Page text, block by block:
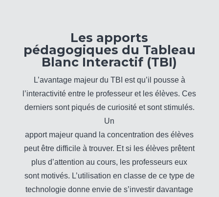
Les apports
pédagogiques du Tableau
Blanc Interactif (TBI)
L’avantage majeur du TBI est qu’il pousse à
l’interactivité entre le professeur et les élèves. Ces
derniers sont piqués de curiosité et sont stimulés.
Un
apport majeur quand la concentration des élèves
peut être difficile à trouver. Et si les élèves prêtent
plus d’attention au cours, les professeurs eux
sont motivés. L’utilisation en classe de ce type de
technologie donne envie de s’investir davantage